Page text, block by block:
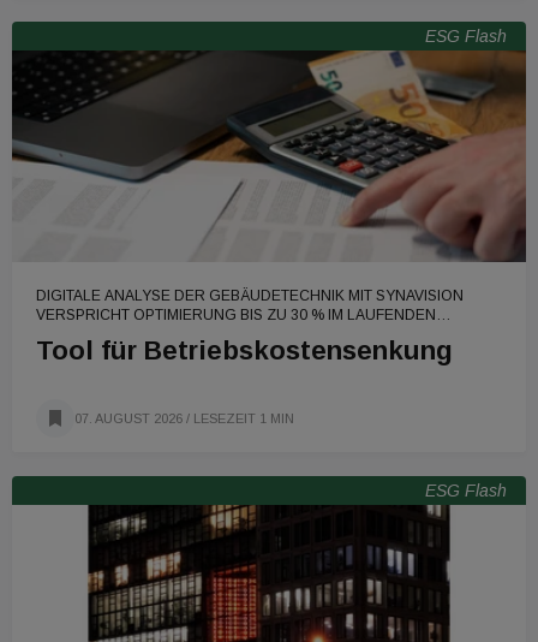
ESG Flash
DIGITALE ANALYSE DER GEBÄUDETECHNIK MIT SYNAVISION
VERSPRICHT OPTIMIERUNG BIS ZU 30 % IM LAUFENDEN
Tool für Betriebskostensenkung
07. AUGUST 2026 / LESEZEIT 1 MIN
ESG Flash